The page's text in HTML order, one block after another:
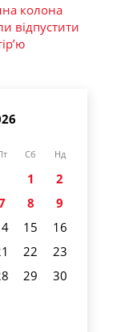
колона
відпустити
Сб Нд
1
2
8
9
15
16
22
23
29
30